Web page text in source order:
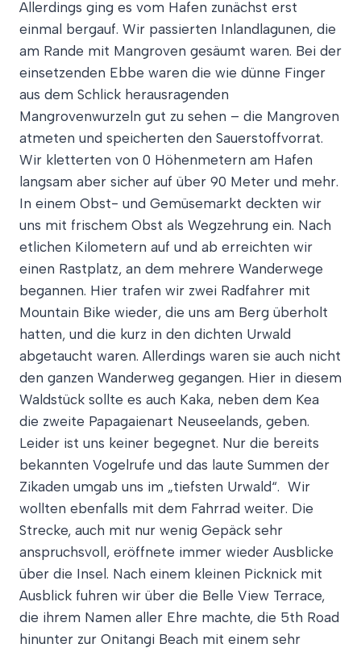
Allerdings ging es vom Hafen zunächst erst
einmal bergauf. Wir passierten Inlandlagunen, die
am Rande mit Mangroven gesäumt waren. Bei der
einsetzenden Ebbe waren die wie dünne Finger
aus dem Schlick herausragenden
Mangrovenwurzeln gut zu sehen – die Mangroven
atmeten und speicherten den Sauerstoffvorrat.
Wir kletterten von 0 Höhenmetern am Hafen
langsam aber sicher auf über 90 Meter und mehr.
In einem Obst- und Gemüsemarkt deckten wir
uns mit frischem Obst als Wegzehrung ein. Nach
etlichen Kilometern auf und ab erreichten wir
einen Rastplatz, an dem mehrere Wanderwege
begannen. Hier trafen wir zwei Radfahrer mit
Mountain Bike wieder, die uns am Berg überholt
hatten, und die kurz in den dichten Urwald
abgetaucht waren. Allerdings waren sie auch nicht
den ganzen Wanderweg gegangen. Hier in diesem
Waldstück sollte es auch Kaka, neben dem Kea
die zweite Papagaienart Neuseelands, geben.
Leider ist uns keiner begegnet. Nur die bereits
bekannten Vogelrufe und das laute Summen der
Zikaden umgab uns im „tiefsten Urwald“. Wir
wollten ebenfalls mit dem Fahrrad weiter. Die
Strecke, auch mit nur wenig Gepäck sehr
anspruchsvoll, eröffnete immer wieder Ausblicke
über die Insel. Nach einem kleinen Picknick mit
Ausblick fuhren wir über die Belle View Terrace,
die ihrem Namen aller Ehre machte, die 5th Road
hinunter zur Onitangi Beach mit einem sehr